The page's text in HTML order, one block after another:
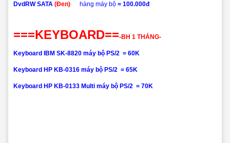
DvdRW SATA (Đen) hàng máy bộ = 100.000đ
===KEYBOARD==-BH 1 THÁNG-
Keyboard IBM SK-8820 máy bộ PS/2 = 60K
Keyboard HP KB-0316 máy bộ PS/2 = 65K
Keyboard HP KB-0133 Multi máy bộ PS/2 = 70K